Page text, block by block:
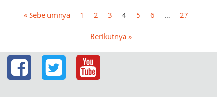
« Sebelumnya 1 2 3 4 5 6 … 27
Berikutnya »